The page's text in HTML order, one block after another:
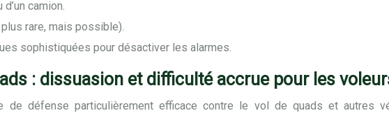
camion.
rare, mais possible).
sophistiquées pour désactiver les alarmes.
: dissuasion et difficulté accrue pour les
défense particulièrement efficace contre le vol de quads et autres